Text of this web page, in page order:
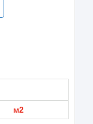
м2